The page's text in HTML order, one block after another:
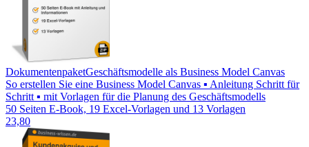
DokumentenpaketGeschäftsmodelle als Business Model Canvas
So erstellen Sie eine Business Model Canvas ▪ Anleitung Schritt für
Schritt ▪ mit Vorlagen für die Planung des Geschäftsmodells
50 Seiten E-Book, 19 Excel-Vorlagen und 13 Vorlagen
23,80